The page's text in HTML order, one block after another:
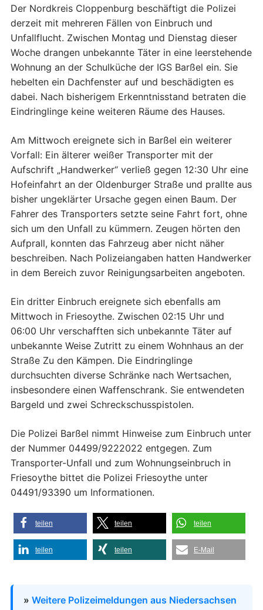
Der Nordkreis Cloppenburg beschäftigt die Polizei
derzeit mit mehreren Fällen von Einbruch und
Unfallflucht. Zwischen Montag und Dienstag dieser
Woche drangen unbekannte Täter in eine leerstehende
Wohnung an der Schulküche der IGS Barßel ein. Sie
hebelten ein Dachfenster auf und beschädigten es
dabei. Nach bisherigem Erkenntnisstand betraten die
Eindringlinge keine weiteren Räume des Hauses.
Am Mittwoch ereignete sich in Barßel ein weiterer
Vorfall: Ein älterer weißer Transporter mit der
Aufschrift „Handwerker“ verließ gegen 12:30 Uhr eine
Hofeinfahrt an der Oldenburger Straße und prallte aus
bisher ungeklärter Ursache gegen einen Baum. Der
Fahrer des Transporters setzte seine Fahrt fort, ohne
sich um den Unfall zu kümmern. Zeugen hörten den
Aufprall, konnten das Fahrzeug aber nicht näher
beschreiben. Nach Polizeiangaben hatten Handwerker
in dem Bereich zuvor Reinigungsarbeiten angeboten.
Ein dritter Einbruch ereignete sich ebenfalls am
Mittwoch in Friesoythe. Zwischen 02:15 Uhr und
06:00 Uhr verschafften sich unbekannte Täter auf
unbekannte Weise Zutritt zu einem Wohnhaus an der
Straße Zu den Kämpen. Die Eindringlinge
durchsuchten diverse Schränke nach Wertsachen,
insbesondere einen Waffenschrank. Sie entwendeten
Bargeld und zwei Schreckschusspistolen.
Die Polizei Barßel nimmt Hinweise zum Einbruch unter
der Nummer 04499/9222022 entgegen. Zum
Transporter-Unfall und zum Wohnungseinbruch in
Friesoythe bittet die Polizei Friesoythe unter
04491/93390 um Informationen.
teilen teilen teilen
teilen teilen E-Mail
» Weitere Polizeimeldungen aus Niedersachsen